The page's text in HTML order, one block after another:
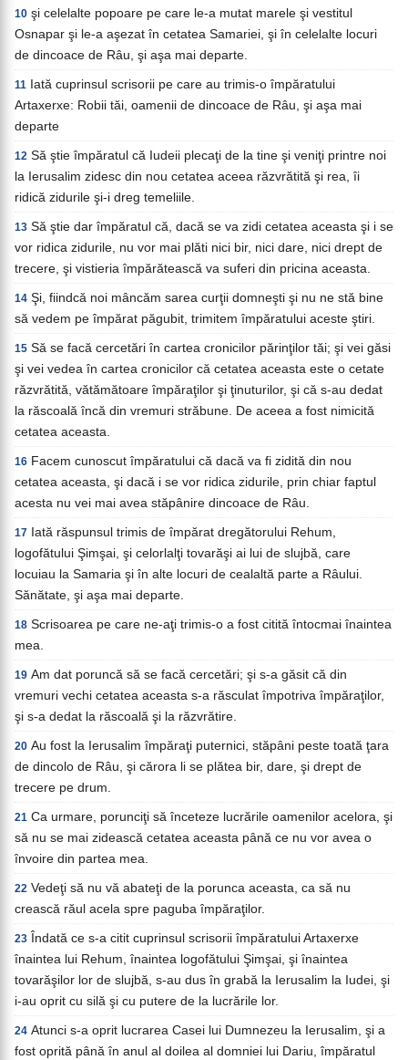
10 şi celelalte popoare pe care le-a mutat marele şi vestitul
Osnapar şi le-a aşezat în cetatea Samariei, şi în celelalte locuri
de dincoace de Râu, şi aşa mai departe.
11 Iată cuprinsul scrisorii pe care au trimis-o împăratului
Artaxerxe: Robii tăi, oamenii de dincoace de Râu, şi aşa mai
departe
12 Să ştie împăratul că Iudeii plecaţi de la tine şi veniţi printre noi
la Ierusalim zidesc din nou cetatea aceea răzvrătită şi rea, îi
ridică zidurile şi-i dreg temeliile.
13 Să ştie dar împăratul că, dacă se va zidi cetatea aceasta şi i se
vor ridica zidurile, nu vor mai plăti nici bir, nici dare, nici drept de
trecere, şi vistieria împărătească va suferi din pricina aceasta.
14 Şi, fiindcă noi mâncăm sarea curţii domneşti şi nu ne stă bine
să vedem pe împărat păgubit, trimitem împăratului aceste ştiri.
15 Să se facă cercetări în cartea cronicilor părinţilor tăi; şi vei găsi
şi vei vedea în cartea cronicilor că cetatea aceasta este o cetate
răzvrătită, vătămătoare împăraţilor şi ţinuturilor, şi că s-au dedat
la răscoală încă din vremuri străbune. De aceea a fost nimicită
cetatea aceasta.
16 Facem cunoscut împăratului că dacă va fi zidită din nou
cetatea aceasta, şi dacă i se vor ridica zidurile, prin chiar faptul
acesta nu vei mai avea stăpânire dincoace de Râu.
17 Iată răspunsul trimis de împărat dregătorului Rehum,
logofătului Şimşai, şi celorlalţi tovarăşi ai lui de slujbă, care
locuiau la Samaria şi în alte locuri de cealaltă parte a Râului.
Sănătate, şi aşa mai departe.
18 Scrisoarea pe care ne-aţi trimis-o a fost citită întocmai înaintea
mea.
19 Am dat poruncă să se facă cercetări; şi s-a găsit că din
vremuri vechi cetatea aceasta s-a răsculat împotriva împăraţilor,
şi s-a dedat la răscoală şi la răzvrătire.
20 Au fost la Ierusalim împăraţi puternici, stăpâni peste toată ţara
de dincolo de Râu, şi cărora li se plătea bir, dare, şi drept de
trecere pe drum.
21 Ca urmare, porunciţi să înceteze lucrările oamenilor acelora, şi
să nu se mai zidească cetatea aceasta până ce nu vor avea o
învoire din partea mea.
22 Vedeţi să nu vă abateţi de la porunca aceasta, ca să nu
crească răul acela spre paguba împăraţilor.
23
Îndată ce s-a citit cuprinsul scrisorii împăratului Artaxerxe
înaintea lui Rehum, înaintea logofătului Şimşai, şi înaintea
tovarăşilor lor de slujbă, s-au dus în grabă la Ierusalim la Iudei, şi
i-au oprit cu silă şi cu putere de la lucrările lor.
24 Atunci s-a oprit lucrarea Casei lui Dumnezeu la Ierusalim, şi a
fost oprită până în anul al doilea al domniei lui Dariu, împăratul